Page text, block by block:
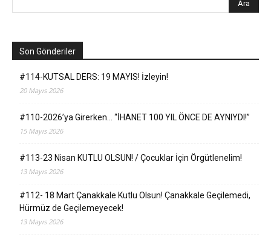
Son Gönderiler
#114-KUTSAL DERS: 19 MAYIS! İzleyin!
20 Mayıs 2026
#110-2026’ya Girerken… “İHANET 100 YIL ÖNCE DE AYNIYDI!”
15 Mayıs 2026
#113-23 Nisan KUTLU OLSUN! / Çocuklar İçin Örgütlenelim!
13 Mayıs 2026
#112- 18 Mart Çanakkale Kutlu Olsun! Çanakkale Geçilemedi,
Hürmüz de Geçilemeyecek!
13 Mayıs 2026